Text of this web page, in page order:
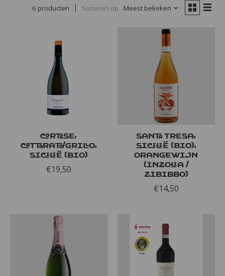
6 producten Sorteren op Meest bekeken
Cortese,
Cattarato/Grillo,
Sicilië (bio)
€19,50
Santa Tresa,
Sicilië (bio),
Orangewijn
(Inzolia /
Zibibbo)
€14,50